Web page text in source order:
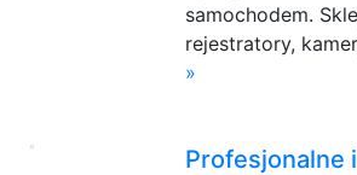
samochodem.
rejestratory,
»
Profesjonalne